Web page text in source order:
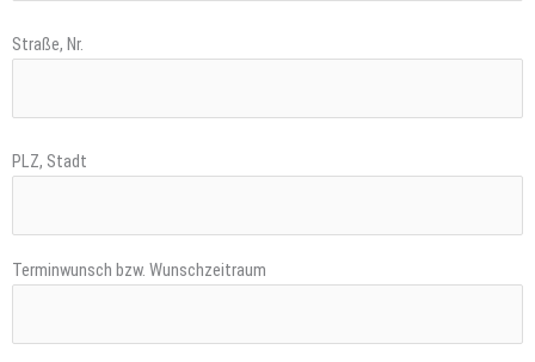
Straße, Nr.
PLZ, Stadt
Terminwunsch bzw. Wunschzeitraum